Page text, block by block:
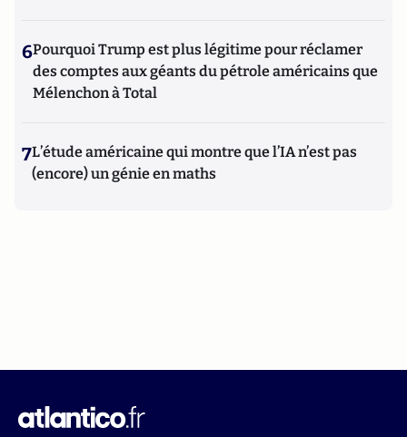
6Pourquoi Trump est plus légitime pour réclamer
des comptes aux géants du pétrole américains que
Mélenchon à Total
7L’étude américaine qui montre que l’IA n’est pas
(encore) un génie en maths